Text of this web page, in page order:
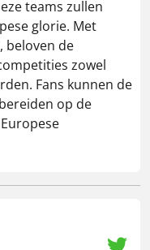
teams zullen
glorie. Met
beloven de
zowel
Fans kunnen de
op de